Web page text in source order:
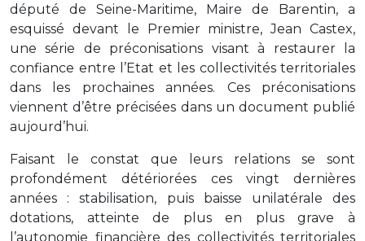
député de Seine-Maritime, Maire de Barentin, a
esquissé devant le Premier ministre, Jean Castex,
une série de préconisations visant à restaurer la
confiance entre l’Etat et les collectivités territoriales
dans les prochaines années. Ces préconisations
viennent d’être précisées dans un document publié
aujourd’hui.
Faisant le constat que leurs relations se sont
profondément détériorées ces vingt dernières
années : stabilisation, puis baisse unilatérale des
dotations, atteinte de plus en plus grave à
l’autonomie financière des collectivités territoriales